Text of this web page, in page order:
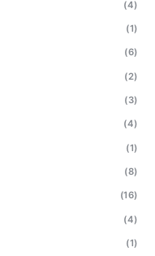
(4)
(1)
(6)
(2)
(3)
(4)
(1)
(8)
(16)
(4)
(1)